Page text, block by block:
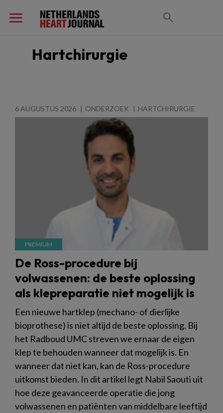
Hartchirurgie
6 AUGUSTUS 2026 ONDERZOEK HARTCHIRURGIE
De Ross-procedure bij
volwassenen: de beste oplossing
als klepreparatie niet mogelijk is
Een nieuwe hartklep (mechano- of dierlijke
bioprothese) is niet altijd de beste oplossing. Bij
het Radboud UMC streven we ernaar de eigen
klep te behouden wanneer dat mogelijk is. En
wanneer dat niet kan, kan de Ross-procedure
uitkomst bieden. In dit artikel legt Nabil Saouti uit
hoe deze geavanceerde operatie die jong
volwassenen en patiënten van middelbare leeftijd